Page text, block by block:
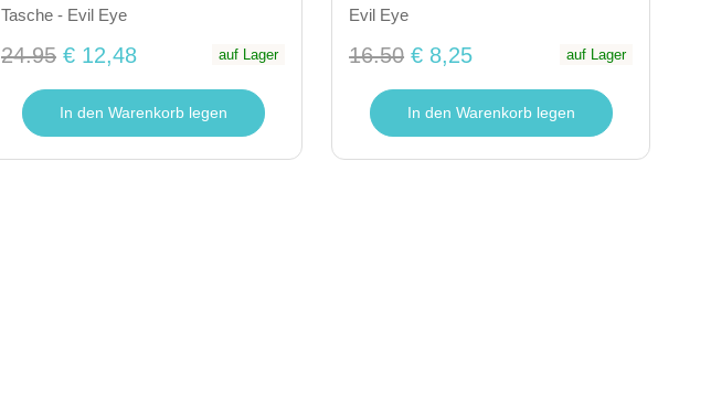
Tasche - Evil Eye
24.95 € 12,48 auf Lager
In den Warenkorb legen
Evil Eye
16.50 € 8,25 auf Lager
In den Warenkorb legen